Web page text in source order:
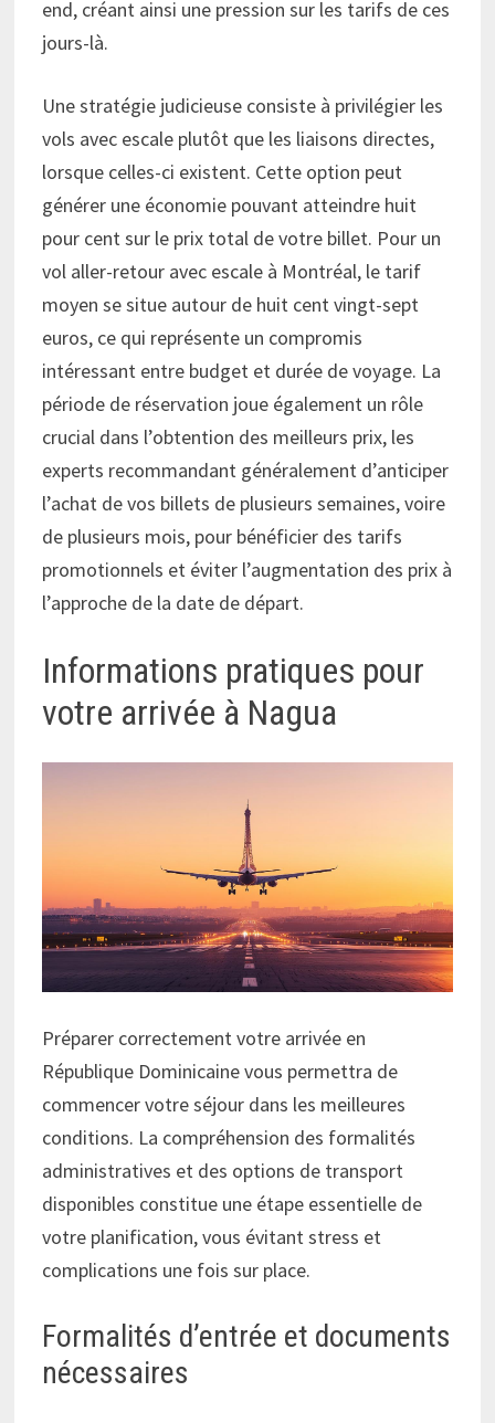
end, créant ainsi une pression sur les tarifs de ces
jours-là.
Une stratégie judicieuse consiste à privilégier les
vols avec escale plutôt que les liaisons directes,
lorsque celles-ci existent. Cette option peut
générer une économie pouvant atteindre huit
pour cent sur le prix total de votre billet. Pour un
vol aller-retour avec escale à Montréal, le tarif
moyen se situe autour de huit cent vingt-sept
euros, ce qui représente un compromis
intéressant entre budget et durée de voyage. La
période de réservation joue également un rôle
crucial dans l’obtention des meilleurs prix, les
experts recommandant généralement d’anticiper
l’achat de vos billets de plusieurs semaines, voire
de plusieurs mois, pour bénéficier des tarifs
promotionnels et éviter l’augmentation des prix à
l’approche de la date de départ.
Informations pratiques pour
votre arrivée à Nagua
Préparer correctement votre arrivée en
République Dominicaine vous permettra de
commencer votre séjour dans les meilleures
conditions. La compréhension des formalités
administratives et des options de transport
disponibles constitue une étape essentielle de
votre planification, vous évitant stress et
complications une fois sur place.
Formalités d’entrée et documents
nécessaires